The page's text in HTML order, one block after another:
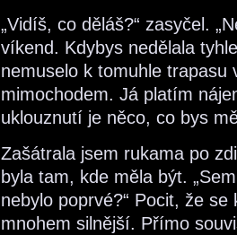
„Vidíš, co děláš?“ zasyčel.
víkend. Kdybys nedělala
nemuselo k tomuhle trapasu
mimochodem. Já platím
uklouznutí je něco, co bys
Zašátrala jsem rukama po
byla tam, kde měla být.
nebylo poprvé?“ Pocit, že
mnohem silnější. Přímo